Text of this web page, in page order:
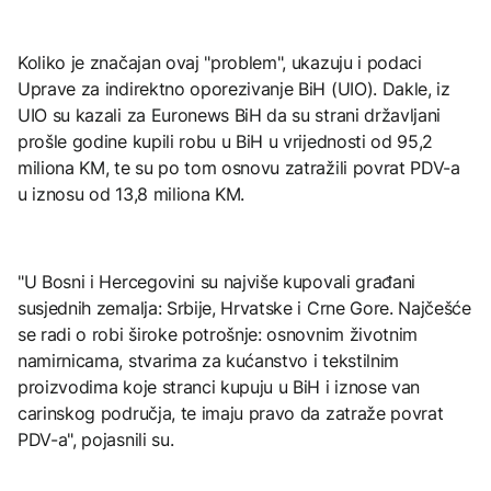
Koliko je značajan ovaj "problem", ukazuju i podaci
Uprave za indirektno oporezivanje BiH (UIO). Dakle, iz
UIO su kazali za Euronews BiH da su strani državljani
prošle godine kupili robu u BiH u vrijednosti od 95,2
miliona KM, te su po tom osnovu zatražili povrat PDV-a
u iznosu od 13,8 miliona KM.
"U Bosni i Hercegovini su najviše kupovali građani
susjednih zemalja: Srbije, Hrvatske i Crne Gore. Najčešće
se radi o robi široke potrošnje: osnovnim životnim
namirnicama, stvarima za kućanstvo i tekstilnim
proizvodima koje stranci kupuju u BiH i iznose van
carinskog područja, te imaju pravo da zatraže povrat
PDV-a", pojasnili su.